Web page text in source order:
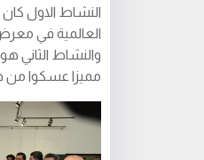
النشاط الاول
العالمية في
مميزا عسكوا من